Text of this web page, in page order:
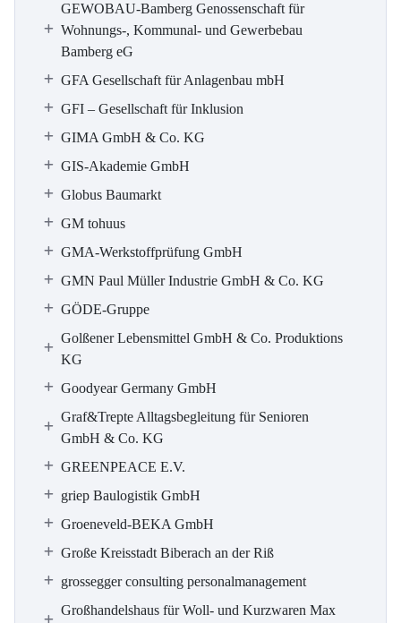
GEWOBAU-Bamberg Genossenschaft für
Wohnungs-, Kommunal- und Gewerbebau
Bamberg eG
GFA Gesellschaft für Anlagenbau mbH
GFI – Gesellschaft für Inklusion
GIMA GmbH & Co. KG
GIS-Akademie GmbH
Globus Baumarkt
GM tohuus
GMA-Werkstoffprüfung GmbH
GMN Paul Müller Industrie GmbH & Co. KG
GÖDE-Gruppe
Golßener Lebensmittel GmbH & Co. Produktions
KG
Goodyear Germany GmbH
Graf&Trepte Alltagsbegleitung für Senioren
GmbH & Co. KG
GREENPEACE E.V.
griep Baulogistik GmbH
Groeneveld-BEKA GmbH
Große Kreisstadt Biberach an der Riß
grossegger consulting personalmanagement
Großhandelshaus für Woll- und Kurzwaren Max